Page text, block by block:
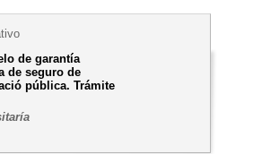
de garantía
de seguro de
pública. Trámite